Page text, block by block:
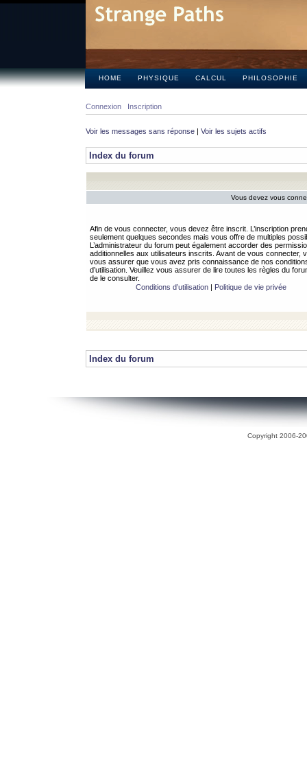
HOME PHYSIQUE CALCUL PHILOSOPHIE
Connexion Inscription
Voir les messages sans réponse | Voir les sujets actifs
Index du forum
Vous devez vous
Afin de vous connecter, vous devez être inscrit. L’inscription
seulement quelques secondes mais vous offre de multiples
L’administrateur du forum peut également accorder des
additionnelles aux utilisateurs inscrits. Avant de vous connecter,
vous assurer que vous avez pris connaissance de nos
d’utilisation. Veuillez vous assurer de lire toutes les règles du
de le consulter.
Conditions d’utilisation| Politique de vie privée
Index du forum
Copyright 2006-